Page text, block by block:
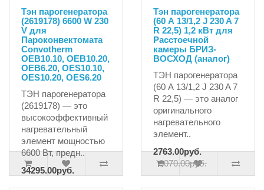
Тэн парогенератора
(2619178) 6600 W 230
V для
Пароконвектомата
Convotherm
OEB10.10, OEB10.20,
OEB6.20, OES10.10,
OES10.20, OES6.20
ТЭН парогенератора
(2619178) — это
высокоэффективный
нагревательный
элемент мощностью
6600 Вт, предн..
34295.00руб.
Тэн парогенератора
(60 А 13/1,2 J 230 A 7
R 22,5) 1,2 кВт для
Расстоечной
камеры БРИЗ-
ВОСХОД (аналог)
ТЭН парогенератора
(60 А 13/1,2 J 230 A 7
R 22,5) — это аналог
оригинального
нагревательного
элемент..
2763.00руб.
3070.00руб.